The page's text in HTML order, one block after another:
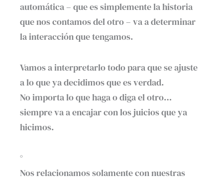
automática – que es simplemente la historia
que nos contamos del otro – va a determinar
la interacción que tengamos.
Vamos a interpretarlo todo para que se ajuste
a lo que ya decidimos que es verdad.
No importa lo que haga o diga el otro…
siempre va a encajar con los juicios que ya
hicimos.
°
Nos relacionamos solamente con nuestras